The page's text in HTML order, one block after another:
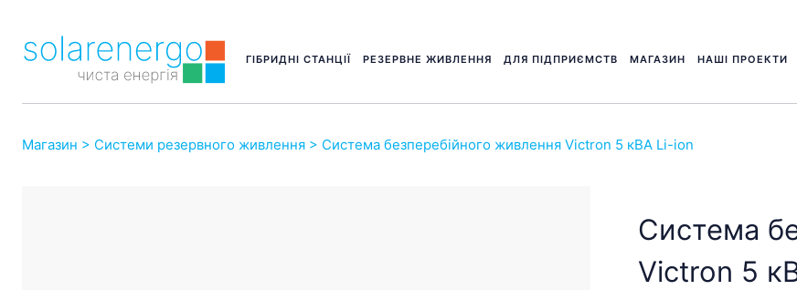
ГІБРИДНІ СТАНЦІЇ РЕЗЕРВНЕ ЖИВЛЕННЯ ДЛЯ ПІДПРИЄМСТВ МАГАЗИН НАШІ ПРОЕКТИ
Магазин > Системи резервного живлення > Система безперебійного живлення Victron 5 кВА Li-ion
Система
Victron 5